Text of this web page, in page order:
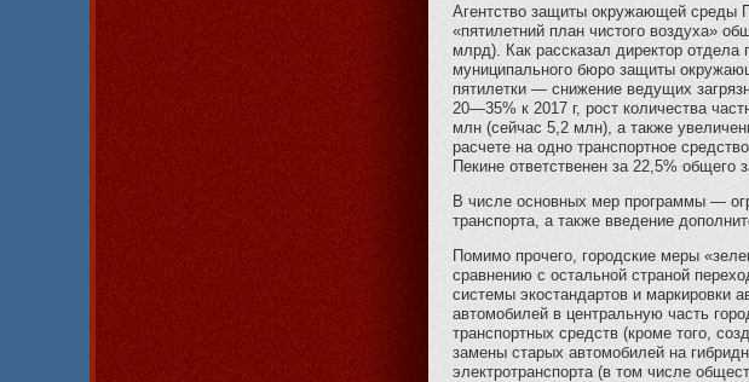
Агентство защиты окружающей среды
«пятилетний план чистого воздуха»
млрд). Как рассказал директор отдела
муниципального бюро защиты
пятилетки — снижение ведущих
20—35% к 2017 г, рост количества
млн (сейчас 5,2 млн), а также
расчете на одно транспортное
Пекине ответственен за 22,5% общего
В числе основных мер программы —
транспорта, а также введение
Помимо прочего, городские меры
сравнению с остальной страной
системы экостандартов и маркировки
автомобилей в центральную часть
транспортных средств (кроме того,
замены старых автомобилей на
электротранспорта (в том числе